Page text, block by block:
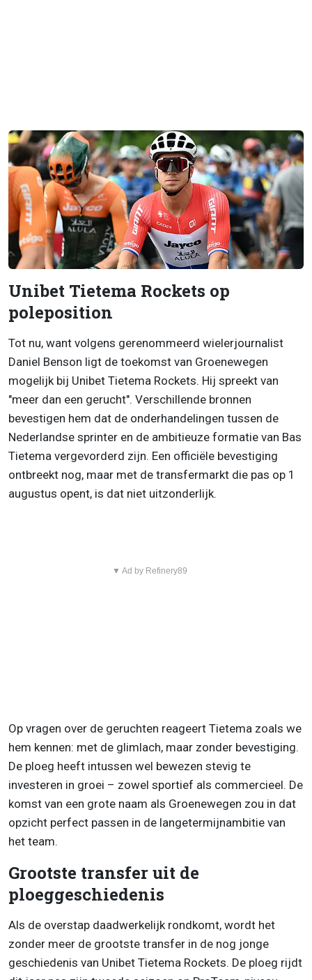
Unibet Tietema Rockets op
poleposition
Tot nu, want volgens gerenommeerd wielerjournalist
Daniel Benson ligt de toekomst van Groenewegen
mogelijk bij Unibet Tietema Rockets. Hij spreekt van
"meer dan een gerucht". Verschillende bronnen
bevestigen hem dat de onderhandelingen tussen de
Nederlandse sprinter en de ambitieuze formatie van Bas
Tietema vergevorderd zijn. Een officiële bevestiging
ontbreekt nog, maar met de transfermarkt die pas op 1
augustus opent, is dat niet uitzonderlijk.
▼ Ad by Refinery89
Op vragen over de geruchten reageert Tietema zoals we
hem kennen: met de glimlach, maar zonder bevestiging.
De ploeg heeft intussen wel bewezen stevig te
investeren in groei – zowel sportief als commercieel. De
komst van een grote naam als Groenewegen zou in dat
opzicht perfect passen in de langetermijnambitie van
het team.
Grootste transfer uit de
ploeggeschiedenis
Als de overstap daadwerkelijk rondkomt, wordt het
zonder meer de grootste transfer in de nog jonge
geschiedenis van Unibet Tietema Rockets. De ploeg rijdt